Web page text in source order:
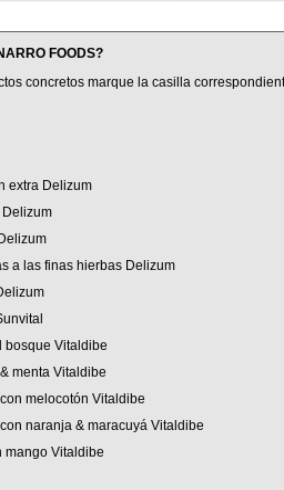
FOODS?
concretos marque la casilla
extra Delizum
a las finas hierbas Delizum
bosque Vitaldibe
menta Vitaldibe
melocotón Vitaldibe
naranja & maracuyá Vitaldibe
mango Vitaldibe